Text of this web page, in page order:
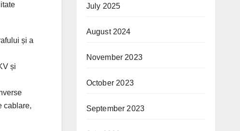
și a
și
cablare,
July 2025
August 2024
November 2023
October 2023
September 2023